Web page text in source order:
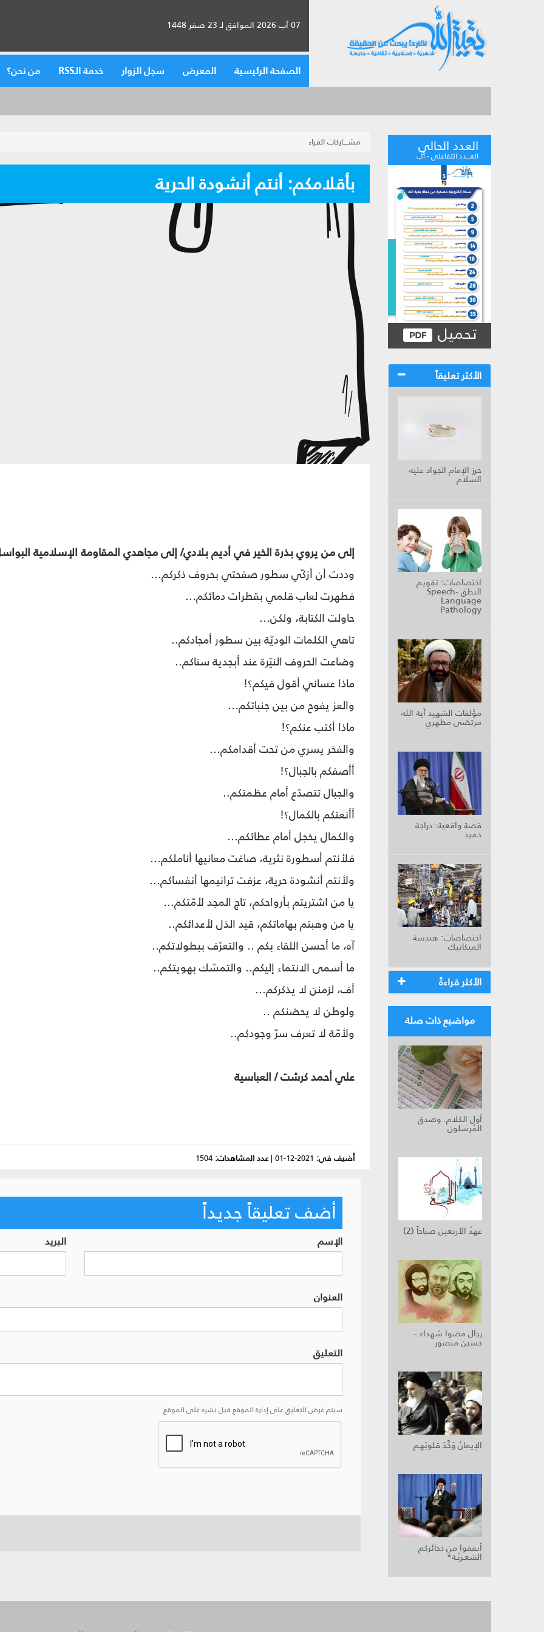
07 آب 2026 الموافق لـ 23 صفر 1448
الصفحة الرئيسية المعرض سجل الزوار خدمة الـRSS من نحن؟
العدد الحالي
العـــدد التفاعلي - آب
تحميل
الأكثر تعليقاً
حرز الإمام الجواد عليه
السلام
اختصاصات: تقويم
النطق Speech-
Language
Pathology
مؤلفات الشهيد آية الله
مرتضى مطهري
قصة واقعية: دراجة
حميد
اختصاصات: هندسة
الميكانيك
الأكثر قراءةً
مواضيع ذات صلة
أول الكلام: وصدق
المُرسلون
عهدُ الأربعين صباحاً (2)
رجال مضوا شهداء -
حسين منصور
الإيمانُ وَحَّدَ قلوبَهم
أنفقوا من ذخائركم
الشعـريّـة*
مشــــاركات القراء
بأقلامكم: أنتم أنشودة الحرية
إلى من يروي بذرة الخير في أديم بلادي/ إلى مجاهدي المقاومة الإسلامية
وددت أن أزكّي سطور صفحتي بحروف ذكركم...
فطهرت لعاب قلمي بقطرات دمائكم...
حاولت الكتابة، ولكن...
تاهي الكلمات الوديّة بين سطور أمجادكم..
وضاعت الحروف النيّرة عند أبجدية سناكم..
ماذا عساني أقول فيكم؟!
والعز يفوح من بين جنباتكم...
ماذا أكتب عنكم؟!
والفخر يسري من تحت أقدامكم...
أأصفكم بالجبال؟!
والجبال تتصدّع أمام عظمتكم..
أأنعتكم بالكمال؟!
والكمال يخجل أمام عطائكم...
فلأنتم أسطورة نثرية، صاغت معانيها أناملكم...
ولأنتم أنشودة حرية، عزفت ترانيمها أنفساكم...
يا من اشتريتم بأرواحكم، تاج المجد لأمّتكم...
يا من وهبتم بهاماتكم، قيد الذل لأعدائكم..
آه، ما أحسن اللقاء بكم .. والتعرّف ببطولاتكم..
ما أسمى الانتماء إليكم.. والتمسّك بهويتكم..
أف، لزمنن لا يذكركم...
ولوطن لا يحضنكم ..
ولأمّة لا تعرف سرّ وجودكم..
علي أحمد كرشت / العباسية
أضيف في: 2021-12-01
|عدد المشاهدات: 1504
أضف تعليقاً جديداً
الإسم البريد
العنوان
التعليق
سيتم عرض التعليق على إدارة الموقع قبل نشره على الموقع